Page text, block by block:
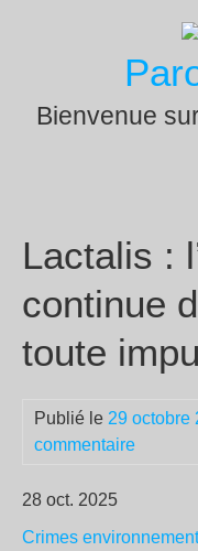
Bienvenue
Lactalis :
continue
toute
Publié le 29 octobre
commentaire
28 oct. 2025
Crimes